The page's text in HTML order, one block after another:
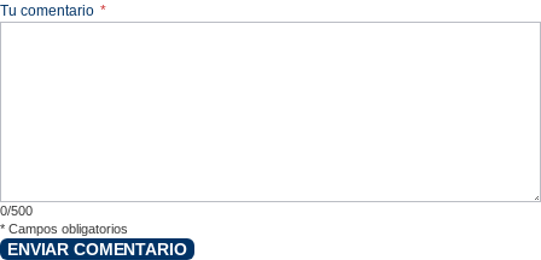
Tu comentario *
0/500
* Campos obligatorios
ENVIAR COMENTARIO